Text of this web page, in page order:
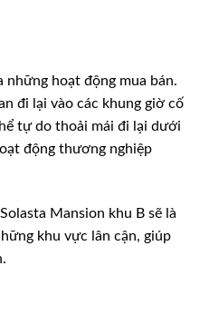
những hoạt động mua bán.
đi lại vào các khung giờ cố
tự do thoải mái đi lại dưới
động thương nghiệp
Mansion khu B sẽ là
khu vực lân cận, giúp